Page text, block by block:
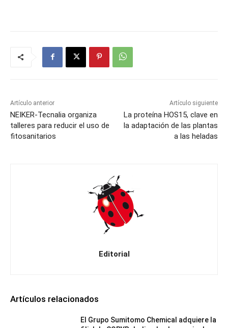
Artículo anterior
NEIKER-Tecnalia organiza
talleres para reducir el uso de
fitosanitarios
Artículo siguiente
La proteína HOS15, clave en
la adaptación de las plantas
a las heladas
Editorial
Artículos relacionados
El Grupo Sumitomo Chemical adquiere la